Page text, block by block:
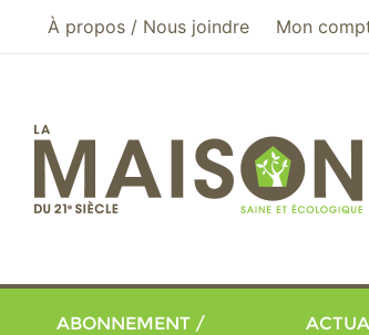
Aller au menu principal
Aller au contenu principal
À propos / Nous joindre Mon
ABONNEMENT /